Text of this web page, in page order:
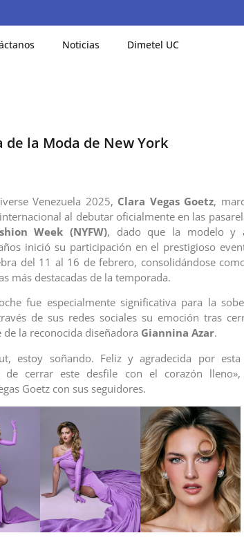
Noticias Dimetel UC
la Moda de New York
Venezuela 2025, Clara Vegas Goetz,
al debutar oficialmente en las
Week (NYFW), dado que la modelo y
inició su participación en el prestigioso
del 11 al 16 de febrero, consolidándose
más destacadas de la temporada.
fue especialmente significativa para la
de sus redes sociales su emoción tras
la reconocida diseñadora Giannina Azar.
estoy soñando. Feliz y agradecida por esta
de cerrar este desfile con el corazón lleno»,
Goetz con sus seguidores.